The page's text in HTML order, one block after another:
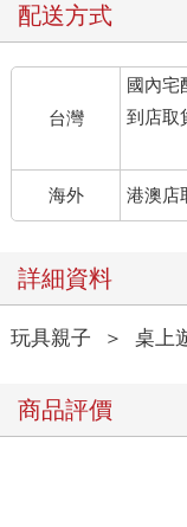
配送方式
台灣
國內宅
到店取
海外 港澳店
詳細資料
玩具親子 ＞ 桌上
商品評價